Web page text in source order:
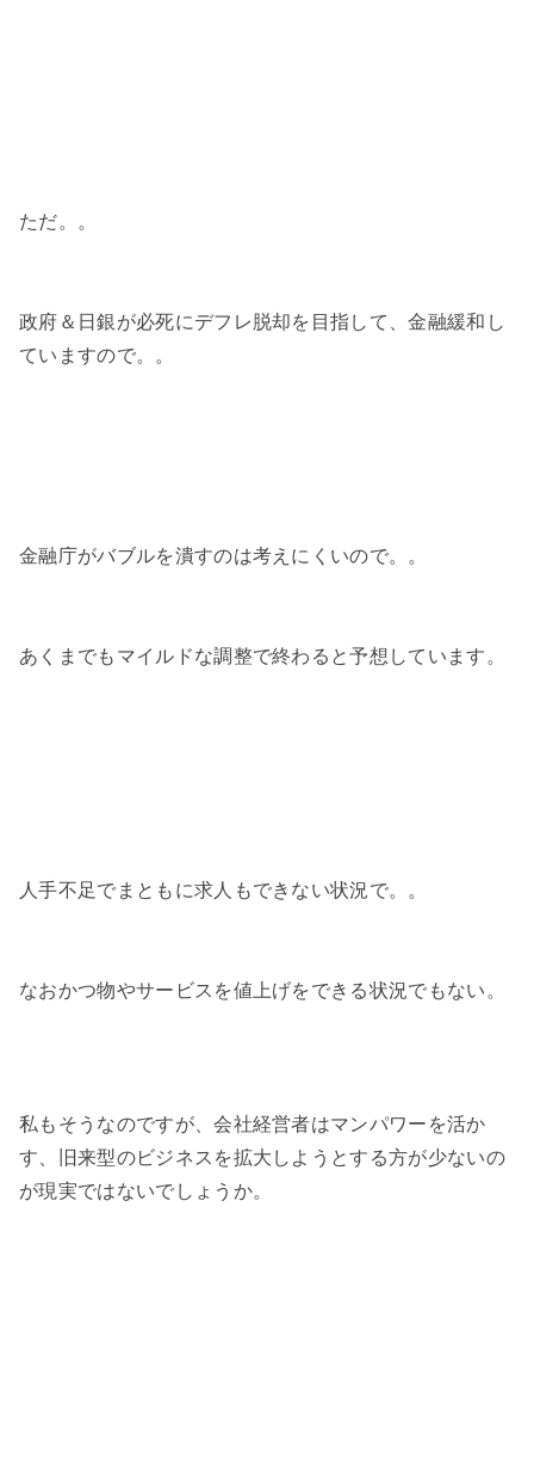
ただ。。
政府＆日銀が必死にデフレ脱却を目指して、金融緩和し
ていますので。。
金融庁がバブルを潰すのは考えにくいので。。
あくまでもマイルドな調整で終わると予想しています。
人手不足でまともに求人もできない状況で。。
なおかつ物やサービスを値上げをできる状況でもない。
私もそうなのですが、会社経営者はマンパワーを活か
す、旧来型のビジネスを拡大しようとする方が少ないの
が現実ではないでしょうか。